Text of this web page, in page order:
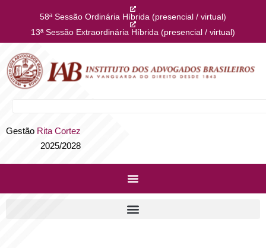
58ª Sessão Ordinária Híbrida (presencial / virtual)
13ª Sessão Extraordinária Híbrida (presencial / virtual)
Gestão Rita Cortez
2025/2028